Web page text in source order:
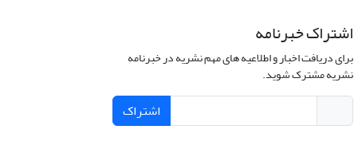
اشتراک خبرنامه
برای دریافت اخبار و اطلاعیه های مهم نشریه در خبرنامه
نشریه مشترک شوید.
اشتراک